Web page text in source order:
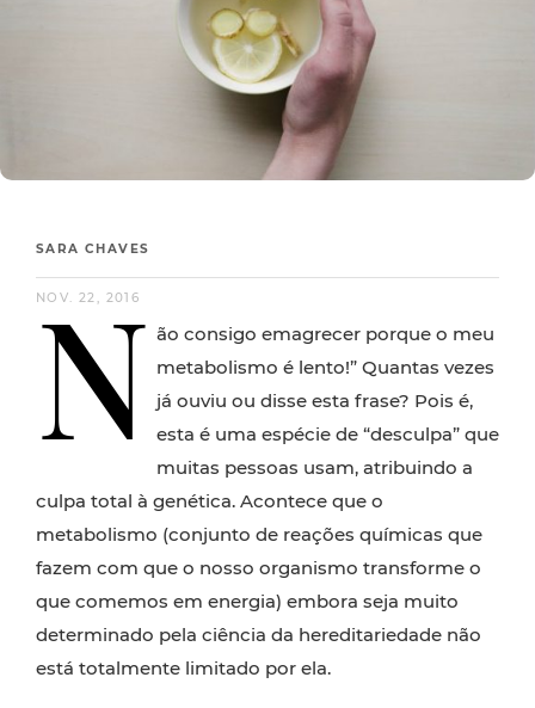
SARA CHAVES
NOV. 22, 2016
N ão consigo emagrecer porque o meu
metabolismo é lento!” Quantas vezes
já ouviu ou disse esta frase? Pois é,
esta é uma espécie de “desculpa” que
muitas pessoas usam, atribuindo a
culpa total à genética. Acontece que o
metabolismo (conjunto de reações químicas que
fazem com que o nosso organismo transforme o
que comemos em energia) embora seja muito
determinado pela ciência da hereditariedade não
está totalmente limitado por ela.